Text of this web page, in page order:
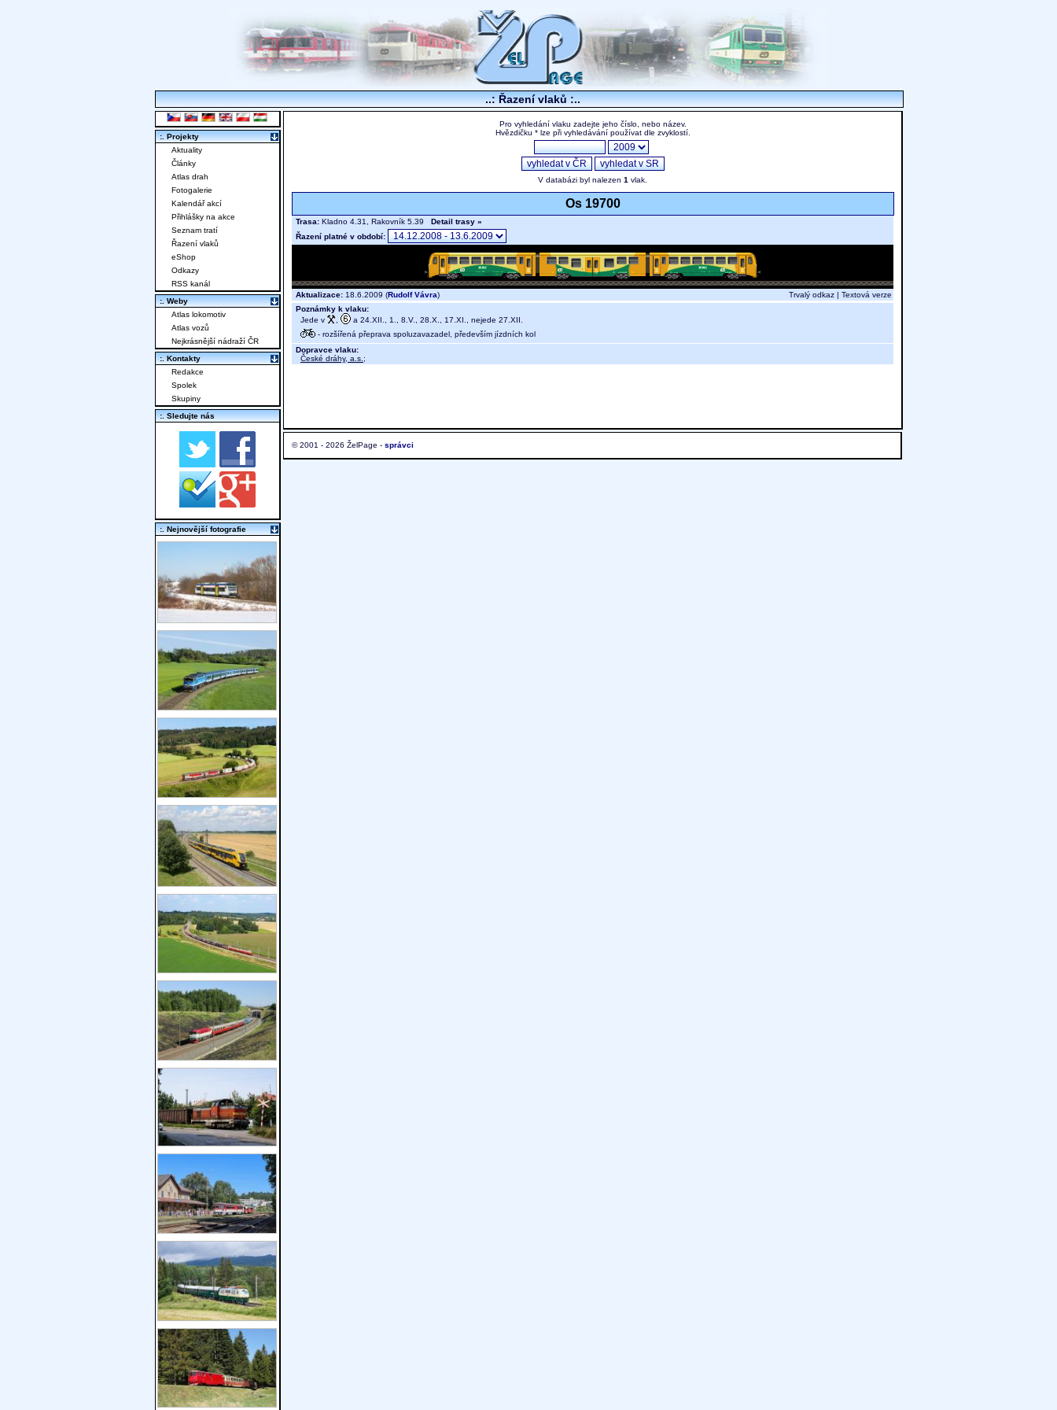
..: Řazení vlaků :..
Pro vyhledání vlaku zadejte jeho číslo, nebo název.
Hvězdičku * lze při vyhledávání používat dle zvyklostí.
V databázi byl nalezen 1 vlak.
Os 19700
Trasa: Kladno 4.31, Rakovník 5.39 Detail trasy »
Řazení platné v období:
Aktualizace: 18.6.2009 (Rudolf Vávra) Trvalý odkaz | Textová verze
Poznámky k vlaku:
Jede v
a 24.XII., 1., 8.V., 28.X., 17.XI., nejede 27.XII.
- rozšířená přeprava spoluzavazadel, především jízdních kol
Dopravce vlaku:
České dráhy, a.s. ;
© 2001 - 2026 ŽelPage - správci
:. Projekty
Aktuality
Články
Atlas drah
Fotogalerie
Kalendář akcí
Přihlášky na akce
Seznam tratí
Řazení vlaků
eShop
Odkazy
RSS kanál
:. Weby
Atlas lokomotiv
Atlas vozů
Nejkrásnější nádraží ČR
:. Kontakty
Redakce
Spolek
Skupiny
:. Sledujte nás
:. Nejnovější fotografie